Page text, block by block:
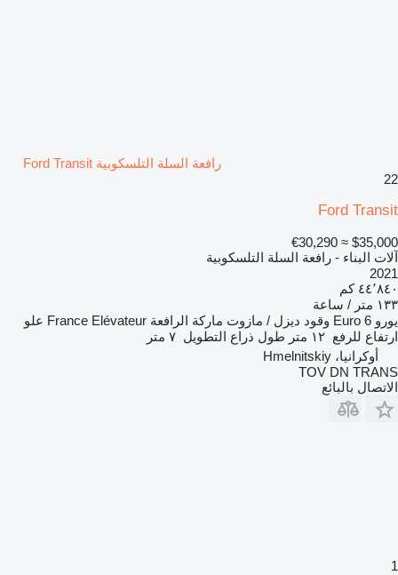
رافعة السلة التلسكوبية Ford Transit
22
Ford Transit
$35,000
≈ €30,290
آلات البناء - رافعة السلة التلسكوبية
2021
٤٤٬٨٤٠ كم
١٣٣ متر / ساعة
يورو Euro 6 وقود ديزل / مازوت ماركة الرافعة France Elévateur علو
ارتفاع للرفع ١٢ متر طول ذراع التطويل ٧ متر
أوكرانيا، Hmelnitskiy
TOV DN TRANS
الاتصال بالبائع
1